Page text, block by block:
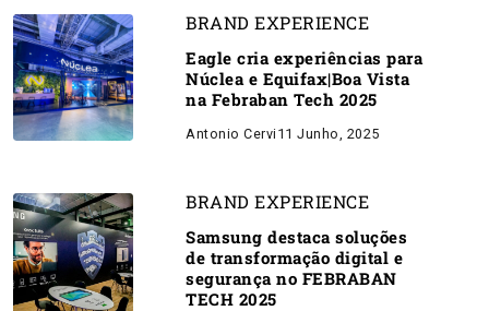
BRAND EXPERIENCE
Eagle cria experiências para
Núclea e Equifax|Boa Vista
na Febraban Tech 2025
Antonio Cervi 11 Junho, 2025
BRAND EXPERIENCE
Samsung destaca soluções
de transformação digital e
segurança no FEBRABAN
TECH 2025